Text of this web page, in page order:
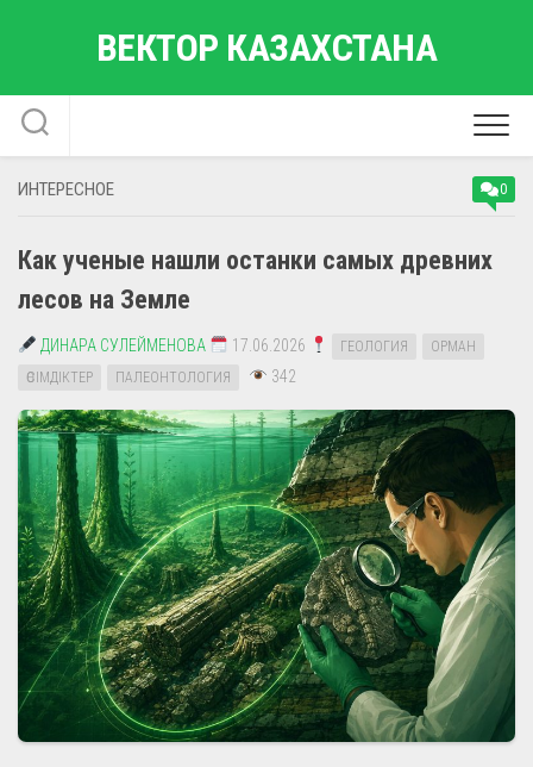
ВЕКТОР КАЗАХСТАНА
ИНТЕРЕСНОЕ 0
Как ученые нашли останки самых древних
лесов на Земле
ДИНАРА СУЛЕЙМЕНОВА 17.06.2026 ГЕОЛОГИЯ
ОРМАН
ӨСІМДІКТЕР
ПАЛЕОНТОЛОГИЯ 342